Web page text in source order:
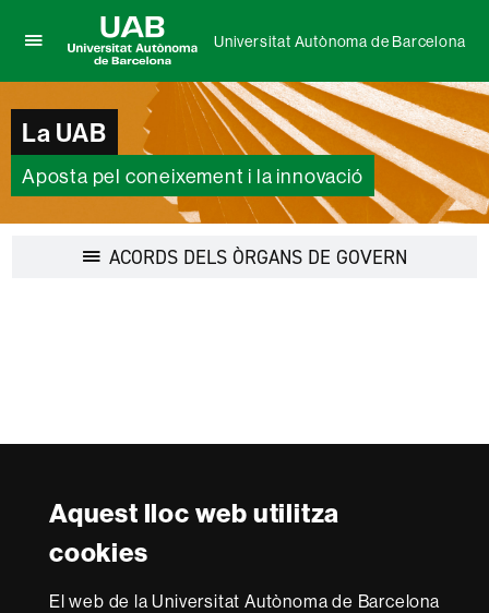
Aquest lloc web utilitza
cookies
El web de la Universitat Autònoma de Barcelona
per
desplegar
el
menú
de
Universitat
Barcelona
Autònoma
de
Universitat Autònoma de Barcelona
La UAB
Aposta pel coneixement i la innovació
ACORDS DELS ÒRGANS DE GOVERNDesplegar